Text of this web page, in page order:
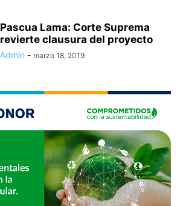
Pascua Lama: Corte Suprema
revierte clausura del proyecto
Admin - marzo 18, 2019